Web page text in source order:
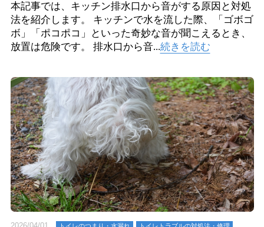
本記事では、キッチン排水口から音がする原因と対処
法を紹介します。 キッチンで水を流した際、「ゴボゴ
ボ」「ポコポコ」といった奇妙な音が聞こえるとき、
放置は危険です。 排水口から音...続きを読む